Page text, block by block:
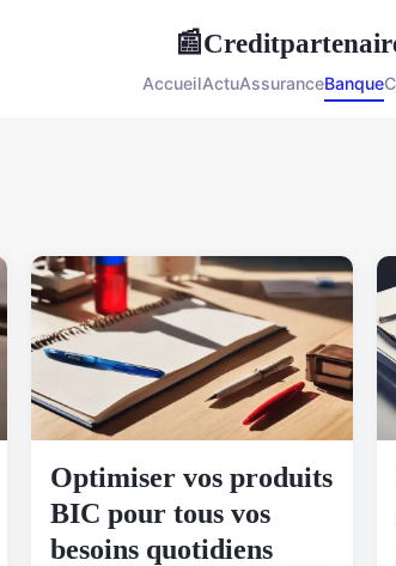
📰
AccueilActuAssuranceBanque
Optimiser vos produits
BIC pour tous vos
besoins quotidiens